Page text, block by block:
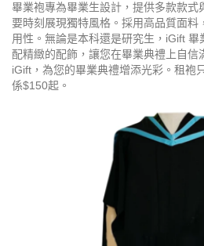
畢業袍專為畢業生設計，提供多款款式
要時刻展現獨特風格。採用高品質面料
用性。無論是本科還是研究生，iGift
配精緻的配飾，讓您在畢業典禮上自信
iGift，為您的畢業典禮增添光彩。租袍
係$150起。